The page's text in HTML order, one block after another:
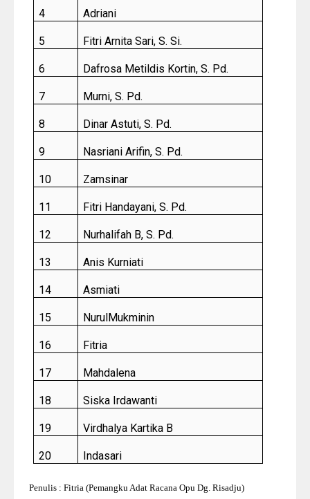
4 Adriani
5 Fitri Arnita Sari, S. Si.
6 Dafrosa Metildis Kortin, S. Pd.
7 Murni, S. Pd.
8 Dinar Astuti, S. Pd.
9 Nasriani Arifin, S. Pd.
10 Zamsinar
11 Fitri Handayani, S. Pd.
12 Nurhalifah B, S. Pd.
13 Anis Kurniati
14 Asmiati
15 NurulMukminin
16 Fitria
17 Mahdalena
18 Siska Irdawanti
19 Virdhalya Kartika B
20 Indasari
Penulis : Fitria (Pemangku Adat Racana Opu Dg. Risadju)